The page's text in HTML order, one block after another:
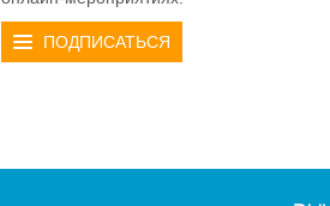
ПОДПИСАТЬСЯ